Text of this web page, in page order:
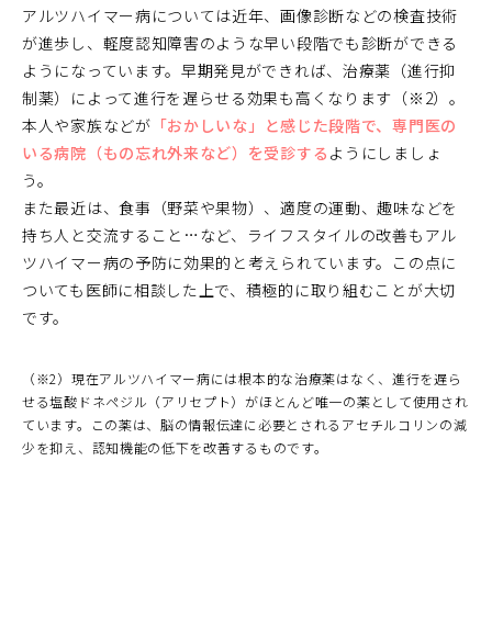
アルツハイマー病については近年、画像診断などの検査技術
が進歩し、軽度認知障害のような早い段階でも診断ができる
ようになっています。早期発見ができれば、治療薬（進行抑
制薬）によって進行を遅らせる効果も高くなります（※2）。
本人や家族などが 「おかしいな」と感じた段階で、専門医の
いる病院（もの忘れ外来など）を受診する ようにしましょ
う。
また最近は、食事（野菜や果物）、適度の運動、趣味などを
持ち人と交流すること…など、ライフスタイルの改善もアル
ツハイマー病の予防に効果的と考えられています。この点に
ついても医師に相談した上で、積極的に取り組むことが大切
です。
（※2）現在アルツハイマー病には根本的な治療薬はなく、進行を遅ら
せる塩酸ドネペジル（アリセプト）がほとんど唯一の薬として使用され
ています。この薬は、脳の情報伝達に必要とされるアセチルコリンの減
少を抑え、認知機能の低下を改善するものです。